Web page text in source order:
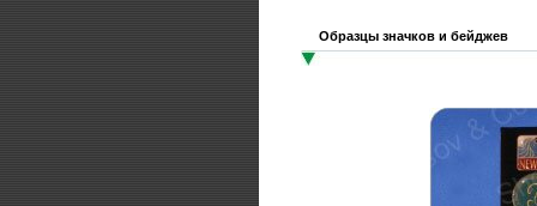
Образцы значков и бейджев